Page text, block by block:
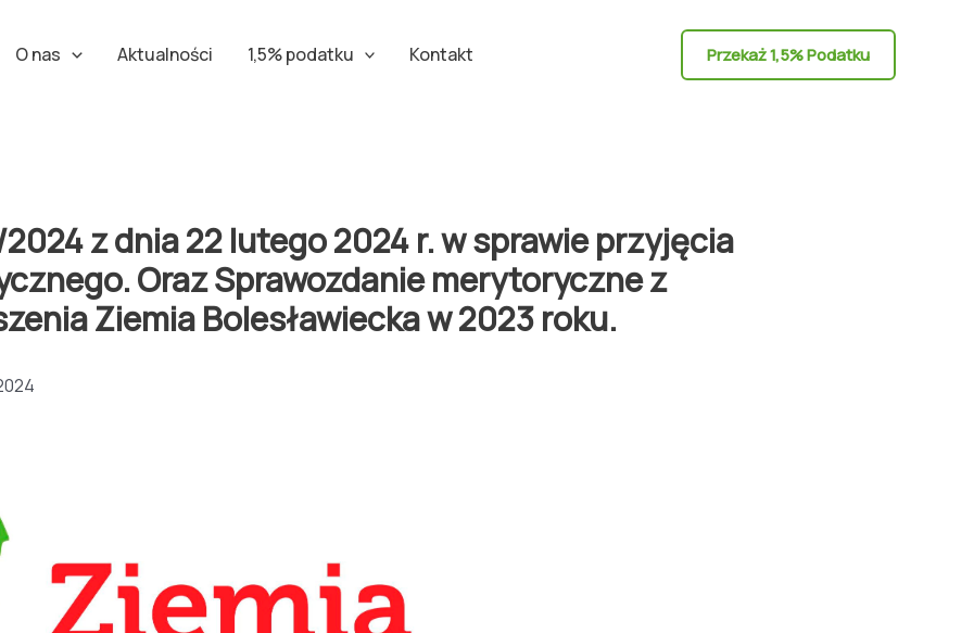
O nas Aktualności 1,5% podatku Kontakt Przekaż 1,5% Podatku
2024 z dnia 22 lutego 2024 r. w sprawie przyjęcia
Oraz Sprawozdanie merytoryczne z
Ziemia Bolesławiecka w 2023 roku.